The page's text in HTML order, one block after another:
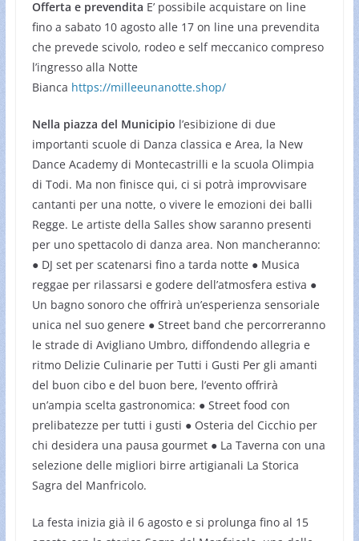
Offerta e prevendita E’ possibile acquistare on line
fino a sabato 10 agosto alle 17 on line una prevendita
che prevede scivolo, rodeo e self meccanico compreso
l’ingresso alla Notte
Bianca https://milleeunanotte.shop/
Nella piazza del Municipio l’esibizione di due
importanti scuole di Danza classica e Area, la New
Dance Academy di Montecastrilli e la scuola Olimpia
di Todi. Ma non finisce qui, ci si potrà improvvisare
cantanti per una notte, o vivere le emozioni dei balli
Regge. Le artiste della Salles show saranno presenti
per uno spettacolo di danza area. Non mancheranno:
● DJ set per scatenarsi fino a tarda notte ● Musica
reggae per rilassarsi e godere dell’atmosfera estiva ●
Un bagno sonoro che offrirà un’esperienza sensoriale
unica nel suo genere ● Street band che percorreranno
le strade di Avigliano Umbro, diffondendo allegria e
ritmo Delizie Culinarie per Tutti i Gusti Per gli amanti
del buon cibo e del buon bere, l’evento offrirà
un’ampia scelta gastronomica: ● Street food con
prelibatezze per tutti i gusti ● Osteria del Cicchio per
chi desidera una pausa gourmet ● La Taverna con una
selezione delle migliori birre artigianali La Storica
Sagra del Manfricolo.
La festa inizia già il 6 agosto e si prolunga fino al 15